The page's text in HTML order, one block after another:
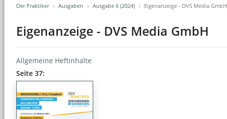
Der Praktiker Ausgaben Ausgabe 6 (2024) Eigenanzeige - DVS Media GmbH
Eigenanzeige - DVS Media GmbH
Allgemeine Heftinhalte
Seite 37: